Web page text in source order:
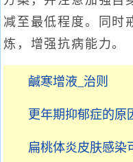
减至最低程度。同时
炼，增强抗病能力。
鹹寒增液_治则
更年期抑郁症的原
扁桃体炎皮肤感染